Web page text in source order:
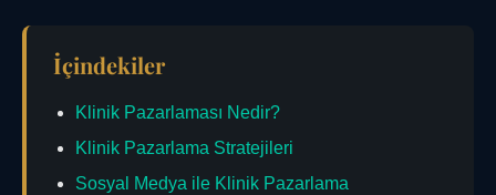
İçindekiler
Klinik Pazarlaması Nedir?
Klinik Pazarlama Stratejileri
Sosyal Medya ile Klinik Pazarlama